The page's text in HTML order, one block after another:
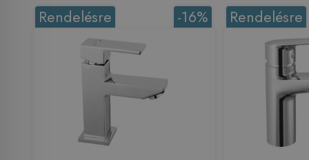
-16%
Rendelésre Rendelésre